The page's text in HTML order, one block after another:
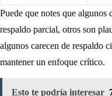
Puede que notes que algunos
respaldo parcial, otros son
algunos carecen de respaldo
mantener un enfoque crítico.
Esto te podría interesar